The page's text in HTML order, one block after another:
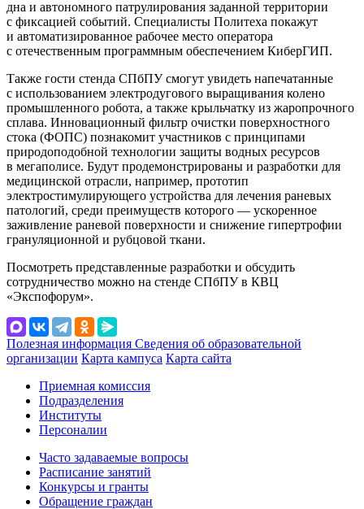
дна и автономного патрулирования заданной территории
с фиксацией событий. Специалисты Политеха покажут
и автоматизированное рабочее место оператора
с отечественным программным обеспечением КиберГИП.
Также гости стенда СПбПУ смогут увидеть напечатанные
с использованием электродугового выращивания колено
промышленного робота, а также крыльчатку из жаропрочного
сплава. Инновационный фильтр очистки поверхностного
стока (ФОПС) познакомит участников с принципами
природоподобной технологии защиты водных ресурсов
в мегаполисе. Будут продемонстрированы и разработки для
медицинской отрасли, например, прототип
электростимулирующего устройства для лечения раневых
патологий, среди преимуществ которого — ускоренное
заживление раневой поверхности и снижение гипертрофии
грануляционной и рубцовой ткани.
Посмотреть представленные разработки и обсудить
сотрудничество можно на стенде СПбПУ в КВЦ
«Экспофорум».
Полезная информация Сведения об образовательной
организации Карта кампуса Карта сайта
Приемная комиссия
Подразделения
Институты
Персоналии
Часто задаваемые вопросы
Расписание занятий
Конкурсы и гранты
Обращение граждан